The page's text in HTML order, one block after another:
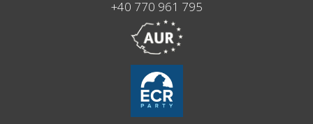
+40 770 961 795